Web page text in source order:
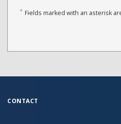
* Fields marked with an asterisk
CONTACT